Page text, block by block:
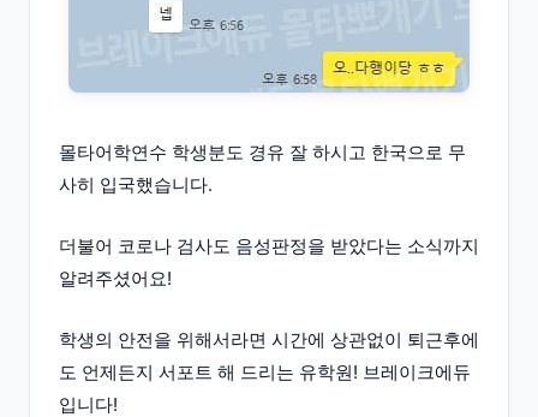
몰타어학연수 학생분도 경유 잘 하시고 한국으로 무
사히 입국했습니다.
더불어 코로나 검사도 음성판정을 받았다는 소식까지
알려주셨어요!
학생의 안전을 위해서라면 시간에 상관없이 퇴근후에
도 언제든지 서포트 해 드리는 유학원! 브레이크에듀
입니다!